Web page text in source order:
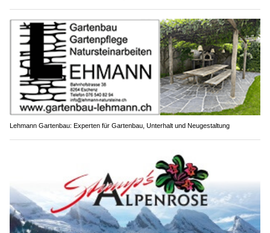
Lehmann Gartenbau: Experten für Gartenbau, Unterhalt und Neugestaltung